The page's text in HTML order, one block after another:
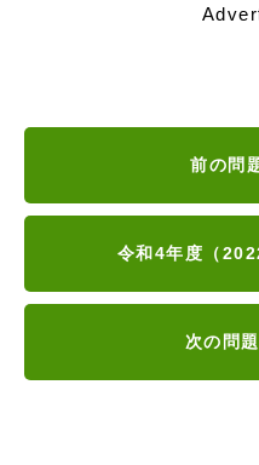
前の問
令和4年度（
次の問